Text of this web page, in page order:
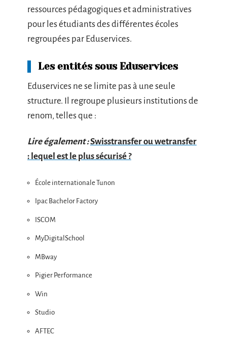
ressources pédagogiques et administratives
pour les étudiants des différentes écoles
regroupées par Eduservices.
Les entités sous Eduservices
Eduservices ne se limite pas à une seule
structure. Il regroupe plusieurs institutions de
renom, telles que :
Lire également :Swisstransfer ou wetransfer
: lequel est le plus sécurisé ?
École internationale Tunon
Ipac Bachelor Factory
ISCOM
MyDigitalSchool
MBway
Pigier Performance
Win
Studio
AFTEC